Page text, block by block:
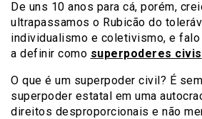
De uns 10 anos para cá, porém,
ultrapassamos o Rubicão do
individualismo e coletivismo, e
a definir como superpoderes civis
O que é um superpoder civil? É
superpoder estatal em uma
direitos desproporcionais e não